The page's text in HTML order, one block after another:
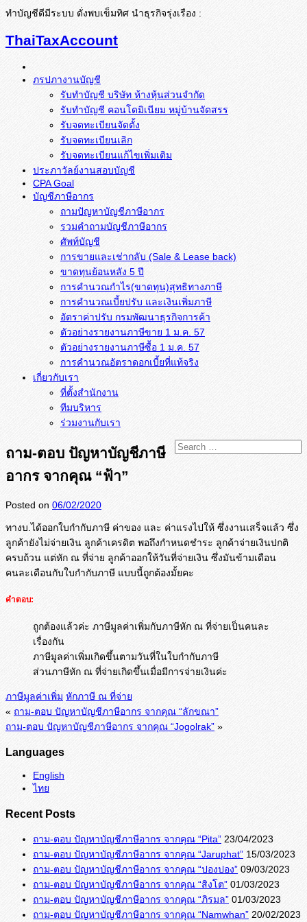
ทำบัญชีดีมีระบบ ดั่งพบเข็มทิศ นำธุรกิจรุ่งเรือง :
ThaiTaxAccount
ภรปภางานบัญชี
รับทำบัญชี บริษัท ห้างหุ้นส่วนจำกัด
รับทำบัญชี คอนโดมิเนียม หมู่บ้านจัดสรร
รับจดทะเบียนจัดตั้ง
รับจดทะเบียนเลิก
รับจดทะเบียนแก้ไขเพิ่มเติม
ประภาวัลย์งานสอบบัญชี
CPA Goal
บัญชีภาษีอากร
ถามปัญหาบัญชีภาษีอากร
รวมคำถามบัญชีภาษีอากร
ศัพท์บัญชี
การขายและเช่ากลับ (Sale & Lease back)
ขาดทุนย้อนหลัง 5 ปี
การคำนวณกำไร(ขาดทุน)สุทธิทางภาษี
การคำนวณเบี้ยปรับ และเงินเพิ่มภาษี
อัตราค่าปรับ กรมพัฒนาธุรกิจการค้า
ตัวอย่างรายงานภาษีขาย 1 ม.ค. 57
การคำนวณอัตราดอกเบี้ยที่แท้จริง
เกี่ยวกับเรา
ที่ตั้งสำนักงาน
ทีมบริหาร
ร่วมงานกับเรา
ถาม-ตอบ ปัญหาบัญชีภาษี
อากร จากคุณ “ฟ้า”
Posted on 06/02/2020
ทางบ.ได้ออกใบกำกับภาษี ค่าของ และ ค่าแรงไปให้ ซึ่งงานเสร็จแล้ว ซึ่ง
ลูกค้ายังไม่จ่ายเงิน ลูกค้าเครดิต พอถึงกำหนดชำระ ลูกค้าจ่ายเงินปกติ
ครบถ้วน แต่หัก ณ ที่จ่าย ลูกค้าออกให้วันที่จ่ายเงิน ซึ่งมันข้ามเดือน
คนละเดือนกับใบกำกับภาษี แบบนี้ถูกต้องมั้ยคะ
คำตอบ:
ถูกต้องแล้วค่ะ ภาษีมูลค่าเพิ่มกับภาษีหัก ณ ที่จ่ายเป็นคนละ
เรื่องกัน
ภาษีมูลค่าเพิ่มเกิดขึ้นตามวันที่ในใบกำกับภาษี
ส่วนภาษีหัก ณ ที่จ่ายเกิดขึ้นเมื่อมีการจ่ายเงินค่ะ
ภาษีมูลค่าเพิ่ม หักภาษี ณ ที่จ่าย
« ถาม-ตอบ ปัญหาบัญชีภาษีอากร จากคุณ “ลักขณา”
ถาม-ตอบ ปัญหาบัญชีภาษีอากร จากคุณ “Jogolrak” »
Languages
English
ไทย
Recent Posts
ถาม-ตอบ ปัญหาบัญชีภาษีอากร จากคุณ “Pita” 23/04/2023
ถาม-ตอบ ปัญหาบัญชีภาษีอากร จากคุณ “Jaruphat” 15/03/2023
ถาม-ตอบ ปัญหาบัญชีภาษีอากร จากคุณ “ปองปอง” 09/03/2023
ถาม-ตอบ ปัญหาบัญชีภาษีอากร จากคุณ “สิงโต” 01/03/2023
ถาม-ตอบ ปัญหาบัญชีภาษีอากร จากคุณ “ภิรมล” 01/03/2023
ถาม-ตอบ ปัญหาบัญชีภาษีอากร จากคุณ “Namwhan” 20/02/2023